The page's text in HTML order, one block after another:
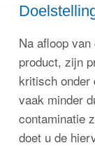
Na afloop
product, zijn
kritisch onder
vaak minder
contaminatie
doet u de